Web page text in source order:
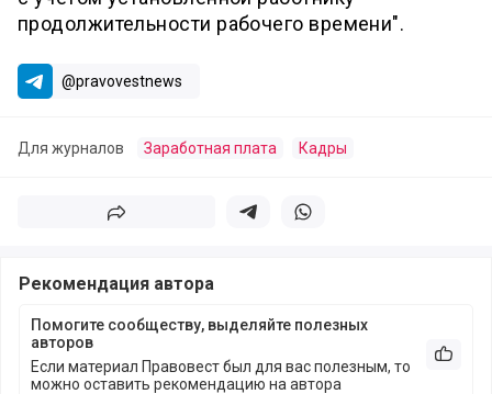
продолжительности рабочего времени".
@pravovestnews
Для журналов Заработная плата Кадры
Поделиться Поделиться в телеграм
Поделиться в whatsapp
Рекомендация автора
Помогите сообществу, выделяйте полезных
авторов
Если материал Правовест был для вас полезным, то
можно оставить рекомендацию на автора